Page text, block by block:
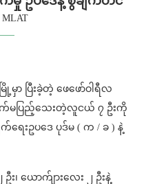
MLAT
မှာ ပြီးခဲ့တဲ့ ဖေဖော်ဝါရီလ
ပြည့်သေးတဲ့လူငယ် ၇ ဦးကို
ေးဥပဒေ ပုဒ်မ ( က / ခ ) နဲ့
ယောက်ျားလေး ၂ ဦးနဲ့